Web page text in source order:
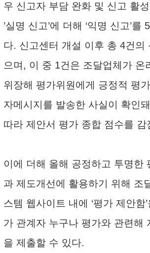
우 신고자 부담 완화 및 신고 활
’실명 신고’에 더해 ‘익명 신고’를
다. 신고센터 개설 이후 총 4건의
으며, 이 중 1건은 조달업체가 온
위장해 평가위원에게 긍정적 평
자메시지를 발송한 사실이 확인
따라 제안서 평가 종합 점수를 감
이에 더해 올해 공정하고 투명한
과 제도개선에 활용하기 위해 조
스템 웹사이트 내에 ‘평가 제안함
가 관계자 누구나 평가와 관련해
을 제출할 수 있다.